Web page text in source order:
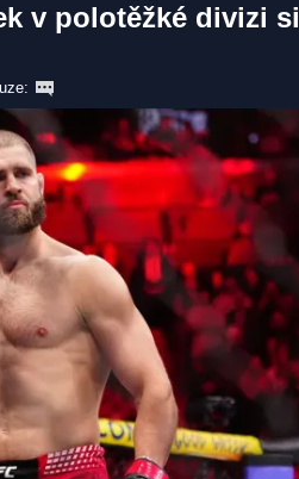
v polotěžké divizi si